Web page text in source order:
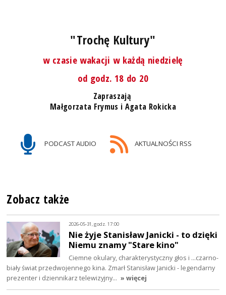
"Trochę Kultury"
w czasie wakacji w każdą niedzielę
od godz. 18 do 20
Zapraszają
Małgorzata Frymus i Agata Rokicka
PODCAST AUDIO AKTUALNOŚCI RSS
Zobacz także
2026-05-31, godz. 17:00
Nie żyje Stanisław Janicki - to dzięki
Niemu znamy "Stare kino"
Ciemne okulary, charakterystyczny głos i ...czarno-
biały świat przedwojennego kina. Zmarł Stanisław Janicki - legendarny
prezenter i dziennikarz telewizyjny… » więcej